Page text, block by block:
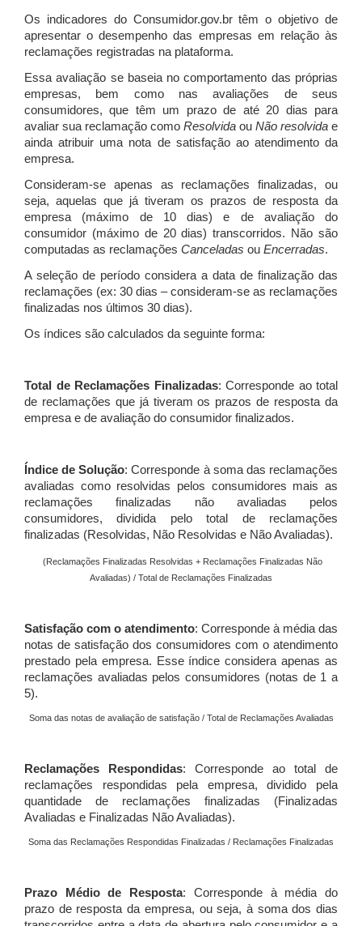
Os indicadores do Consumidor.gov.br têm o objetivo de
apresentar o desempenho das empresas em relação às
reclamações registradas na plataforma.
Essa avaliação se baseia no comportamento das próprias
empresas, bem como nas avaliações de seus
consumidores, que têm um prazo de até 20 dias para
avaliar sua reclamação como Resolvida ou Não resolvida e
ainda atribuir uma nota de satisfação ao atendimento da
empresa.
Consideram-se apenas as reclamações finalizadas, ou
seja, aquelas que já tiveram os prazos de resposta da
empresa (máximo de 10 dias) e de avaliação do
consumidor (máximo de 20 dias) transcorridos. Não são
computadas as reclamações Canceladas ou Encerradas.
A seleção de período considera a data de finalização das
reclamações (ex: 30 dias – consideram-se as reclamações
finalizadas nos últimos 30 dias).
Os índices são calculados da seguinte forma:
Total de Reclamações Finalizadas: Corresponde ao total
de reclamações que já tiveram os prazos de resposta da
empresa e de avaliação do consumidor finalizados.
Índice de Solução: Corresponde à soma das reclamações
avaliadas como resolvidas pelos consumidores mais as
reclamações finalizadas não avaliadas pelos
consumidores, dividida pelo total de reclamações
finalizadas (Resolvidas, Não Resolvidas e Não Avaliadas).
(Reclamações Finalizadas Resolvidas + Reclamações Finalizadas Não
Avaliadas) / Total de Reclamações Finalizadas
Satisfação com o atendimento: Corresponde à média das
notas de satisfação dos consumidores com o atendimento
prestado pela empresa. Esse índice considera apenas as
reclamações avaliadas pelos consumidores (notas de 1 a
5).
Soma das notas de avaliação de satisfação / Total de Reclamações Avaliadas
Reclamações Respondidas: Corresponde ao total de
reclamações respondidas pela empresa, dividido pela
quantidade de reclamações finalizadas (Finalizadas
Avaliadas e Finalizadas Não Avaliadas).
Soma das Reclamações Respondidas Finalizadas / Reclamações Finalizadas
Prazo Médio de Resposta: Corresponde à média do
prazo de resposta da empresa, ou seja, à soma dos dias